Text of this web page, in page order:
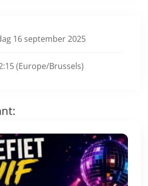
16 september 2025
(Europe/Brussels)